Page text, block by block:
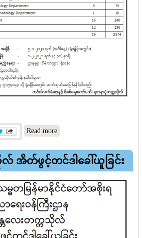
Read moreabout ရတနာပုံတက္ကသိုလ်
ပစ္စည်းဝယ်ယူရေးလုပ်ငန်း
များဆောင်ရွက်ရန် အိတ်ဖွင့်
တင်ဒါခေါ်ယူခြင်း
အိတ်ဖွင့်တင်ဒါခေါ်ယူခြင်း